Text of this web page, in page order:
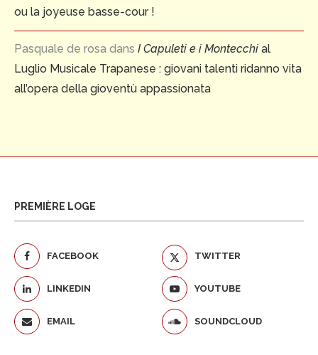
ou la joyeuse basse-cour !
Pasquale de rosa dans I Capuleti e i Montecchi al
Luglio Musicale Trapanese : giovani talenti ridanno vita
all’opera della gioventù appassionata
PREMIÈRE LOGE
FACEBOOK TWITTER
LINKEDIN YOUTUBE
EMAIL SOUNDCLOUD